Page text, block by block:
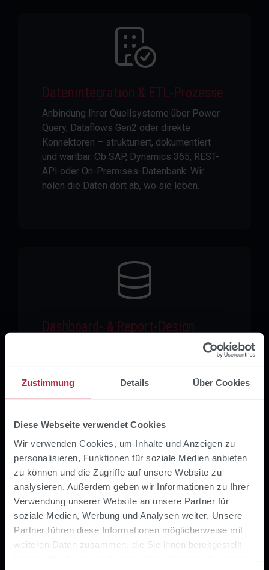
Zustimmung Details Über Cookies
Diese Webseite verwendet Cookies
Wir verwenden Cookies, um Inhalte und Anzeigen zu
personalisieren, Funktionen für soziale Medien anbieten
zu können und die Zugriffe auf unsere Website zu
analysieren. Außerdem geben wir Informationen zu Ihrer
Verwendung unserer Website an unsere Partner für
soziale Medien, Werbung und Analysen weiter. Unsere
Partner führen diese Informationen möglicherweise mit
weiteren Daten zusammen, die Sie ihnen bereitgestellt
Datenintegration & ETL-Prozesse
Anbindung Ihrer Quellsysteme über Power
Query, Dataflows Gen2 oder direkte
Konnektoren – strukturiert, dokumentiert
und wartbar. Ob SAP, Dynamics 365, REST-
API oder On-Premises-Datenbank: Wir
holen die Daten dort ab, wo sie leben.
Dashboard- & Report-Design
Entwicklung anwenderfreundlicher, visuell
Informationsbedürfnisse der jeweiligen
Vertrieb, Produktion oder HR.